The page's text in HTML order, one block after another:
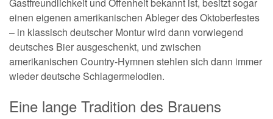
einen eigenen amerikanischen Ableger des Oktoberfestes
– in klassisch deutscher Montur wird dann vorwiegend
deutsches Bier ausgeschenkt, und zwischen
amerikanischen Country-Hymnen stehlen sich dann immer
wieder deutsche Schlagermelodien.
Eine lange Tradition des Brauens